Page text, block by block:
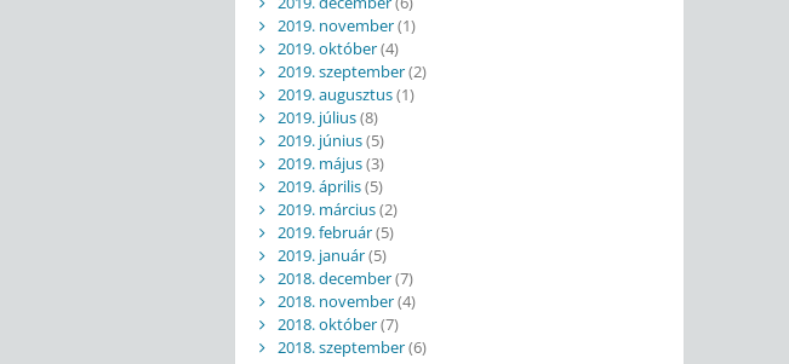
2019. november(1)
2019. október(4)
2019. szeptember(2)
2019. augusztus(1)
2019. július(8)
2019. június(5)
2019. május(3)
2019. április(5)
2019. március(2)
2019. február(5)
2019. január(5)
2018. december(7)
2018. november(4)
2018. október(7)
2018. szeptember(6)